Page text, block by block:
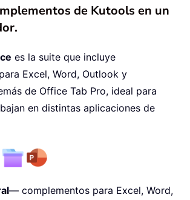
de Kutools en un
es la suite que incluye
Excel, Word, Outlook y
de Office Tab Pro, ideal para
en distintas aplicaciones de
— complementos para Excel, Word,